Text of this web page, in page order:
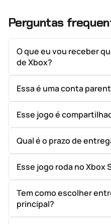
Perguntas
O que eu vou receber
de Xbox?
Essa é uma conta
Esse jogo é
Qual é o prazo de
Esse jogo roda no Xbox
Tem como escolher
principal?